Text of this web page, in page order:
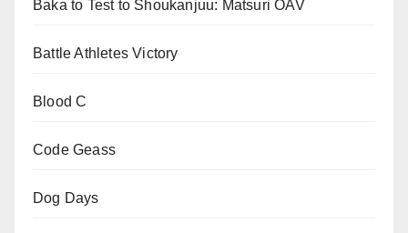
Baka to Test to Shoukanjuu: Matsuri OAV
Battle Athletes Victory
Blood C
Code Geass
Dog Days